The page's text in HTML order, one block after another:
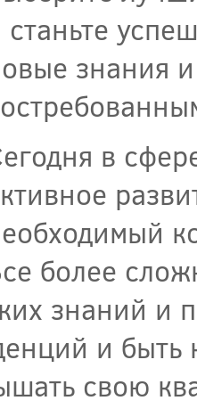
станьте
знания
в
более
знаний и
и
свою